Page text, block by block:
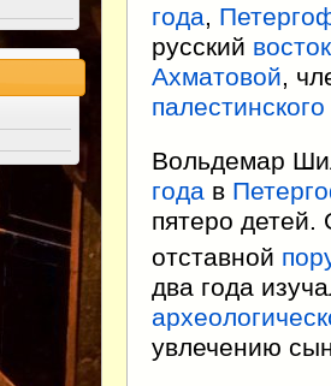
года,
русский
Ахматовой,
Вольдемар
года в
пятеро
отставной
два года
увлечению